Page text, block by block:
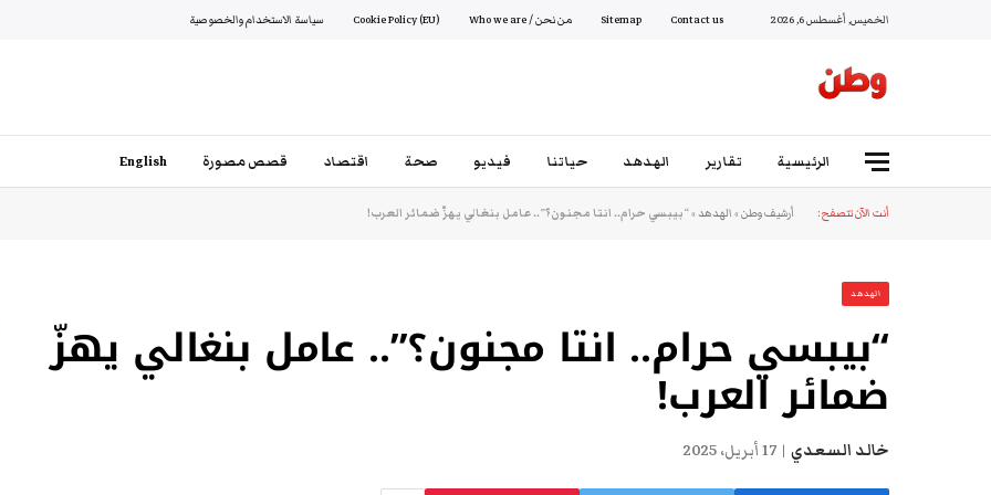
الخميس, أغسطس 6, 2026 Contact us
Sitemap من نحن / Who we are Cookie Policy (EU) سياسة الاستخدام والخصوصية
الرئيسية تقارير الهدهد حياتنا فيديو صحة اقتصاد قصص مصورة English
أنت الآن تتصفح: أرشيف وطن»الهدهد»“بيبسي حرام.. انتا مجنون؟”.. عامل بنغالي يهزّ ضمائر العرب!
الهدهد
“بيبسي حرام.. انتا مجنون؟”.. عامل بنغالي يهزّ
ضمائر العرب!
خالد السعدي 17 أبريل، 2025